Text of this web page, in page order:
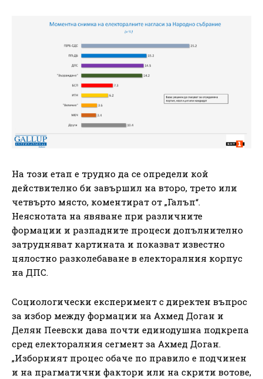
На този етап е трудно да се определи кой
действително би завършил на второ, трето или
четвърто място, коментират от „Галъп“.
Неяснотата на явяване при различните
формации и разпадните процеси допълнително
затрудняват картината и показват известно
цялостно разколебаване в електоралния корпус
на ДПС.
Социологически експеримент с директен въпрос
за избор между формации на Ахмед Доган и
Делян Пеевски дава почти единодушна подкрепа
сред електоралния сегмент за Ахмед Доган.
„Изборният процес обаче по правило е подчинен
и на прагматични фактори или на скрити вотове,